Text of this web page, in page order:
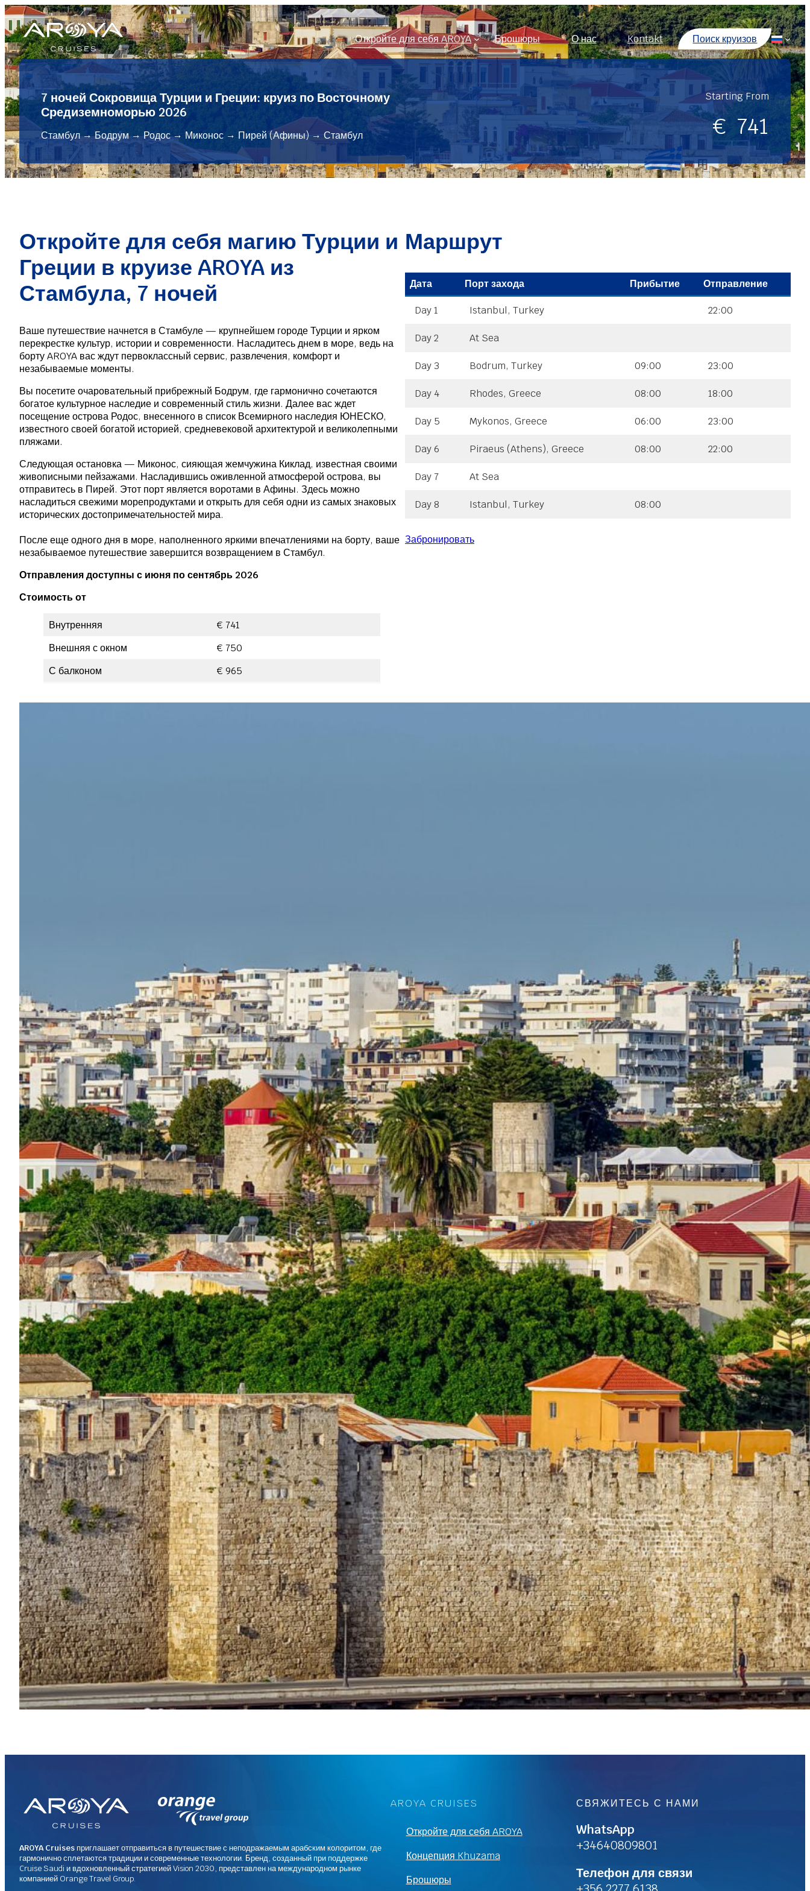
Перейти
содержимому
Откройте для себя AROYA Брошюры О нас Kontakt Поиск круизов
7 ночей Сокровища Турции и Греции: круиз по Восточному
Средиземноморью 2026
Стамбул → Бодрум → Родос → Миконос → Пирей (Афины) → Стамбул
Starting From
€ 741
Откройте для себя магию Турции и
Греции в круизе AROYA из
Стамбула, 7 ночей
Ваше путешествие начнется в Стамбуле — крупнейшем городе Турции и ярком
перекрестке культур, истории и современности. Насладитесь днем в море, ведь на
борту AROYA вас ждут первоклассный сервис, развлечения, комфорт и
незабываемые моменты.
Вы посетите очаровательный прибрежный Бодрум, где гармонично сочетаются
богатое культурное наследие и современный стиль жизни. Далее вас ждет
посещение острова Родос, внесенного в список Всемирного наследия ЮНЕСКО,
известного своей богатой историей, средневековой архитектурой и великолепными
пляжами.
Следующая остановка — Миконос, сияющая жемчужина Киклад, известная своими
живописными пейзажами. Насладившись оживленной атмосферой острова, вы
отправитесь в Пирей. Этот порт является воротами в Афины. Здесь можно
насладиться свежими морепродуктами и открыть для себя одни из самых знаковых
исторических достопримечательностей мира.
После еще одного дня в море, наполненного яркими впечатлениями на борту, ваше
незабываемое путешествие завершится возвращением в Стамбул.
Отправления доступны с июня по сентябрь 2026
Стоимость от
Внутренняя
€ 741
Внешняя с окном
€ 750
С балконом
€ 965
Маршрут
Дата Порт захода Прибытие Отправление
Day 1 Istanbul, Turkey 22:00
Day 2 At Sea
Day 3 Bodrum, Turkey 09:00 23:00
Day 4 Rhodes, Greece 08:00 18:00
Day 5 Mykonos, Greece 06:00 23:00
Day 6 Piraeus (Athens), Greece 08:00 22:00
Day 7 At Sea
Day 8 Istanbul, Turkey 08:00
Забронировать
AROYA Cruises приглашает отправиться в путешествие с неподражаемым арабским колоритом, где
гармонично сплетаются традиции и современные технологии. Бренд, созданный при поддержке
Cruise Saudi и вдохновленный стратегией Vision 2030, представлен на международном рынке
компанией Orange Travel Group.
AROYA CRUISES
Откройте для себя AROYA
Концепция Khuzama
Брошюры
СВЯЖИТЕСЬ С НАМИ
WhatsApp
+34640809801
Телефон для связи